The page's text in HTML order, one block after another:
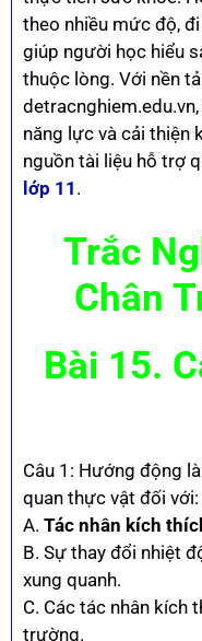
theo nhiều mức độ,
giúp người học hiểu
thuộc lòng. Với nền
năng lực và cải thiện
nguồn tài liệu hỗ trợ
lớp 11 .
Trắc
Chân
Bài 15.
Câu 1: Hướng động
quan thực vật đối với:
A. Tác nhân kích
B. Sự thay đổi nhiệt
xung quanh.
C. Các tác nhân kích
trường.